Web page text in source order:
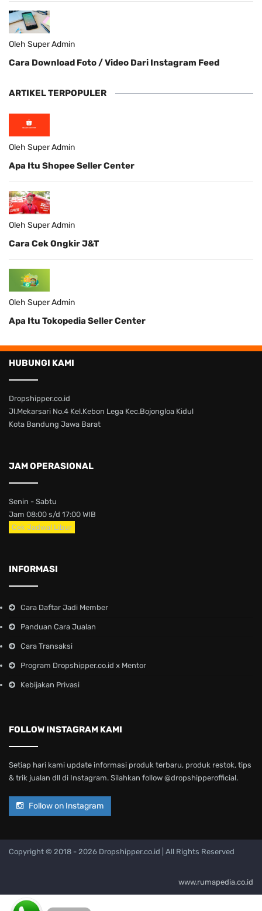
Oleh Super Admin
Cara Download Foto / Video Dari Instagram Feed
ARTIKEL TERPOPULER
Oleh Super Admin
Apa Itu Shopee Seller Center
Oleh Super Admin
Cara Cek Ongkir J&T
Oleh Super Admin
Apa Itu Tokopedia Seller Center
HUBUNGI KAMI
Dropshipper.co.id
Jl.Mekarsari No.4 Kel.Kebon Lega Kec.Bojongloa Kidul
Kota Bandung Jawa Barat
JAM OPERASIONAL
Senin - Sabtu
Jam 08:00 s/d 17:00 WIB
Cek Jadwal Libur
INFORMASI
Cara Daftar Jadi Member
Panduan Cara Jualan
Cara Transaksi
Program Dropshipper.co.id x Mentor
Kebijakan Privasi
FOLLOW INSTAGRAM KAMI
Setiap hari kami update informasi produk terbaru, produk restok, tips
& trik jualan dll di Instagram. Silahkan follow @dropshipperofficial.
Follow on Instagram
Copyright © 2018 - 2026 Dropshipper.co.id | All Rights Reserved
www.rumapedia.co.id